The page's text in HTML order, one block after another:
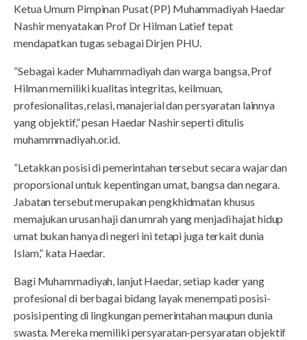
Ketua Umum Pimpinan Pusat (PP) Muhammadiyah Haedar
Nashir menyatakan Prof Dr Hilman Latief tepat
mendapatkan tugas sebagai Dirjen PHU.
”Sebagai kader Muhammadiyah dan warga bangsa, Prof
Hilman memiliki kualitas integritas, keilmuan,
profesionalitas, relasi, manajerial dan persyaratan lainnya
yang objektif,” pesan Haedar Nashir seperti ditulis
muhammmadiyah.or.id.
”Letakkan posisi di pemerintahan tersebut secara wajar dan
proporsional untuk kepentingan umat, bangsa dan negara.
Jabatan tersebut merupakan pengkhidmatan khusus
memajukan urusan haji dan umrah yang menjadi hajat hidup
umat bukan hanya di negeri ini tetapi juga terkait dunia
Islam,” kata Haedar.
Bagi Muhammadiyah, lanjut Haedar, setiap kader yang
profesional di berbagai bidang layak menempati posisi-
posisi penting di lingkungan pemerintahan maupun dunia
swasta. Mereka memiliki persyaratan-persyaratan objektif